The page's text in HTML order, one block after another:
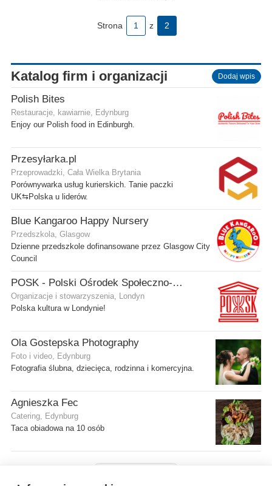
Strona 1 z 2
Katalog firm i organizacji Dodaj wpis
Polish Bites
Restauracje, kawiarnie, Edynburg
Enjoy our Polish food in Edinburgh.
Przesyłarka.pl
Przeprowadzki, Cała Wielka Brytania
Porównywarka usług kurierskich. Tanie paczki
UK⇆Polska u liderów.
Blue Kangaroo Happy Nursery
Przedszkola, Glasgow
Dzienne przedszkole dofinansowane przez Glasgow City
Council
POSK - Polski Ośrodek Społeczno-Kulturalny
Organizacje i stowarzyszenia, Londyn
Polska kultura w Londynie!
Ola Gostepska Photography
Foto i video, Edynburg
Fotografia ślubna, dziecięca, rodzinna i komercyjna.
Agnieszka Fec
Catering, Edynburg
Taca obiadowa na 10 osób